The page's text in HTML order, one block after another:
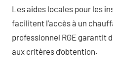
Les aides locales pour les
facilitent l’accès à un
professionnel RGE garantit
aux critères d’obtention.